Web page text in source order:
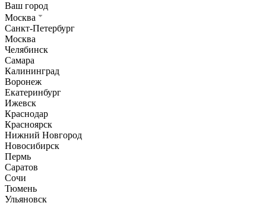
Ваш город
Москва
Санкт-Петербург
Москва
Челябинск
Самара
Калининград
Воронеж
Екатеринбург
Ижевск
Краснодар
Красноярск
Нижний Новгород
Новосибирск
Пермь
Саратов
Сочи
Тюмень
Ульяновск